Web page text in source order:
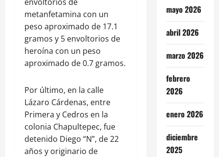
metanfetamina con un
peso aproximado de 17.1
gramos y 5 envoltorios de
heroína con un peso
aproximado de 0.7 gramos.
Por último, en la calle
Lázaro Cárdenas, entre
Primera y Cedros en la
colonia Chapultepec, fue
detenido Diego “N”, de 22
años y originario de
mayo 2026
abril 2026
marzo 2026
febrero
2026
enero 2026
diciembre
2025